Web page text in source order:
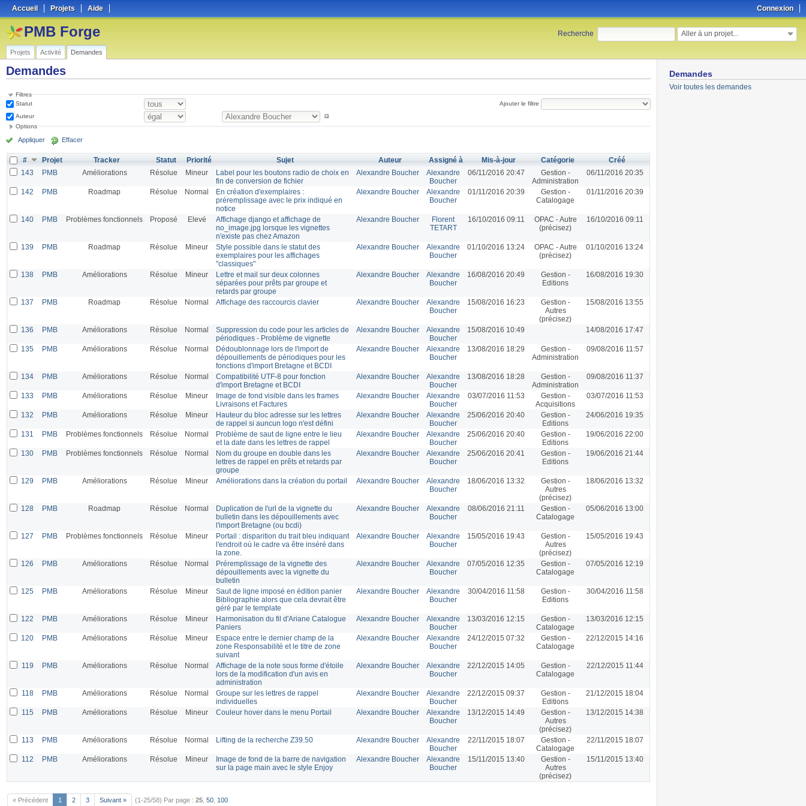
Connexion
Accueil Projets Aide
Recherche: Aller à un projet...
PMB Forge
Projets Activité Demandes
Demandes
Voir toutes les demandes
Demandes
Filtres
Statut
Auteur
Ajouter le filtre
Options
Appliquer Effacer
# Projet Tracker Statut Priorité Sujet Auteur Assigné à Mis-à-jour Catégorie
Créé
143
PMB Améliorations Résolue Mineur
Label pour les boutons radio de choix en
fin de conversion de fichier
Alexandre Boucher
Alexandre
Boucher
06/11/2016 20:47
Gestion -
Administration
06/11/2016 20:35
142 PMB Roadmap Résolue Normal
En création d'exemplaires :
préremplissage avec le prix indiqué en
notice
Alexandre Boucher
Alexandre
Boucher
01/11/2016 20:39
Gestion -
Catalogage
01/11/2016 20:39
140 PMB Problèmes fonctionnels Proposé Elevé
Affichage django et affichage de
no_image.jpg lorsque les vignettes
n'existe pas chez Amazon
Alexandre Boucher
Florent
TETART
16/10/2016 09:11
OPAC - Autre
(précisez)
16/10/2016 09:11
139 PMB Roadmap Résolue Mineur
Style possible dans le statut des
exemplaires pour les affichages
"classiques"
Alexandre Boucher
Alexandre
Boucher
01/10/2016 13:24
OPAC - Autre
(précisez)
01/10/2016 13:24
138 PMB Améliorations Résolue Mineur
Lettre et mail sur deux colonnes
séparées pour prêts par groupe et
retards par groupe
Alexandre Boucher
Alexandre
Boucher
16/08/2016 20:49
Gestion -
Editions
16/08/2016 19:30
137 PMB Roadmap Résolue Normal Affichage des raccourcis clavier Alexandre Boucher
Alexandre
Boucher
15/08/2016 16:23
Gestion -
Autres
(précisez)
15/08/2016 13:55
136 PMB Améliorations Résolue Normal
Suppression du code pour les articles de
périodiques - Problème de vignette
Alexandre Boucher
Alexandre
Boucher
15/08/2016 10:49 14/08/2016 17:47
135 PMB Améliorations Résolue Normal
Dédoublonnage lors de l'import de
dépouillements de périodiques pour les
fonctions d'import Bretagne et BCDI
Alexandre Boucher
Alexandre
Boucher
13/08/2016 18:29
Gestion -
Administration
09/08/2016 11:57
134 PMB Améliorations Résolue Normal
Compatibilité UTF-8 pour fonction
d'import Bretagne et BCDI
Alexandre Boucher
Alexandre
Boucher
13/08/2016 18:28
Gestion -
Administration
09/08/2016 11:37
133 PMB Améliorations Résolue Mineur
Image de fond visible dans les frames
Livraisons et Factures
Alexandre Boucher
Alexandre
Boucher
03/07/2016 11:53
Gestion -
Acquisitions
03/07/2016 11:53
132 PMB Améliorations Résolue Mineur
Hauteur du bloc adresse sur les lettres
de rappel si auncun logo n'est défini
Alexandre Boucher
Alexandre
Boucher
25/06/2016 20:40
Gestion -
Editions
24/06/2016 19:35
131 PMB Problèmes fonctionnels Résolue Normal
Problème de saut de ligne entre le lieu
et la date dans les lettres de rappel
Alexandre Boucher
Alexandre
Boucher
25/06/2016 20:40
Gestion -
Editions
19/06/2016 22:00
130 PMB Problèmes fonctionnels Résolue Normal
Nom du groupe en double dans les
lettres de rappel en prêts et retards par
groupe
Alexandre Boucher
Alexandre
Boucher
25/06/2016 20:41
Gestion -
Editions
19/06/2016 21:44
129 PMB Améliorations Résolue Mineur Améliorations dans la création du portail Alexandre Boucher
Alexandre
Boucher
18/06/2016 13:32
Gestion -
Autres
(précisez)
18/06/2016 13:32
128 PMB Roadmap Résolue Normal
Duplication de l'url de la vignette du
bulletin dans les dépouillements avec
l'import Bretagne (ou bcdi)
Alexandre Boucher
Alexandre
Boucher
08/06/2016 21:11
Gestion -
Catalogage
05/06/2016 13:00
127 PMB Problèmes fonctionnels Résolue Mineur
Portail : disparition du trait bleu indiquant
l'endroit où le cadre va être inséré dans
la zone.
Alexandre Boucher
Alexandre
Boucher
15/05/2016 19:43
Gestion -
Autres
(précisez)
15/05/2016 19:43
126 PMB Améliorations Résolue Normal
Préremplissage de la vignette des
dépouillements avec la vignette du
bulletin
Alexandre Boucher
Alexandre
Boucher
07/05/2016 12:35
Gestion -
Catalogage
07/05/2016 12:19
125 PMB Améliorations Résolue Mineur
Saut de ligne imposé en édition panier
Bibliographie alors que cela devrait être
géré par le template
Alexandre Boucher
Alexandre
Boucher
30/04/2016 11:58
Gestion -
Editions
30/04/2016 11:58
122 PMB Améliorations Résolue Mineur
Harmonisation du fil d'Ariane Catalogue
Paniers
Alexandre Boucher
Alexandre
Boucher
13/03/2016 12:15
Gestion -
Catalogage
13/03/2016 12:15
120 PMB Améliorations Résolue Mineur
Espace entre le dernier champ de la
zone Responsabilité et le titre de zone
suivant
Alexandre Boucher
Alexandre
Boucher
24/12/2015 07:32
Gestion -
Catalogage
22/12/2015 14:16
119 PMB Améliorations Résolue Normal
Affichage de la note sous forme d'étoile
lors de la modification d'un avis en
administration
Alexandre Boucher
Alexandre
Boucher
22/12/2015 14:05
Gestion -
Catalogage
22/12/2015 11:44
118 PMB Améliorations Résolue Normal
Groupe sur les lettres de rappel
individuelles
Alexandre Boucher
Alexandre
Boucher
22/12/2015 09:37
Gestion -
Editions
21/12/2015 18:04
115 PMB Améliorations Résolue Mineur Couleur hover dans le menu Portail Alexandre Boucher
Alexandre
Boucher
13/12/2015 14:49
Gestion -
Autres
(précisez)
13/12/2015 14:38
113 PMB Améliorations Résolue Normal Lifting de la recherche Z39.50 Alexandre Boucher
Alexandre
Boucher
22/11/2015 18:07
Gestion -
Catalogage
22/11/2015 18:07
112 PMB Améliorations Résolue Mineur
Image de fond de la barre de navigation
sur la page main avec le style Enjoy
Alexandre Boucher
Alexandre
Boucher
15/11/2015 13:40
Gestion -
Autres
(précisez)
15/11/2015 13:40
« Précédent 1 2 3 Suivant » (1-25/58) Par page : 25 50 100